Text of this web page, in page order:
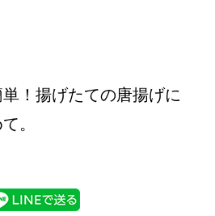
！揚げたての唐揚げに
。